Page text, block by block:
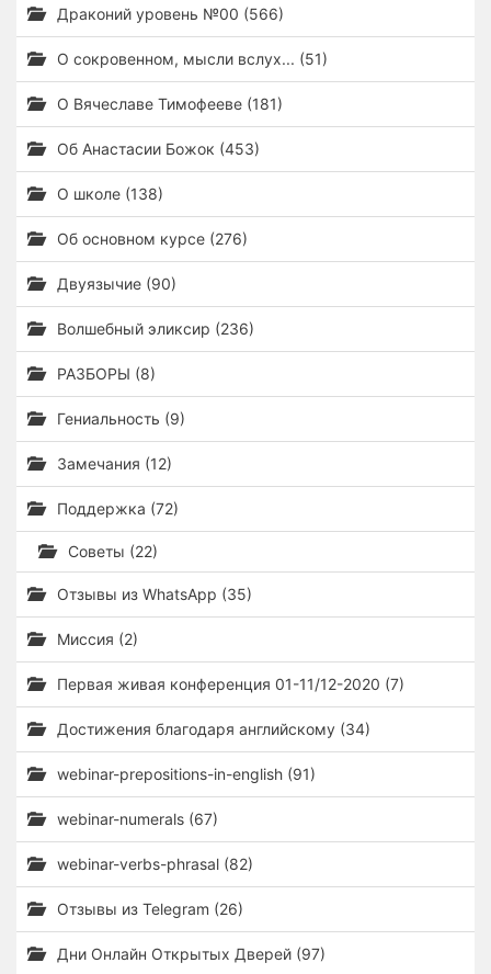
Драконий уровень №00 (566)
О сокровенном, мысли вслух... (51)
О Вячеславе Тимофееве (181)
Об Анастасии Божок (453)
О школе (138)
Об основном курсе (276)
Двуязычие (90)
Волшебный эликсир (236)
РАЗБОРЫ (8)
Гениальность (9)
Замечания (12)
Поддержка (72)
Советы (22)
Отзывы из WhatsApp (35)
Миссия (2)
Первая живая конференция 01-11/12-2020 (7)
Достижения благодаря английскому (34)
webinar-prepositions-in-english (91)
webinar-numerals (67)
webinar-verbs-phrasal (82)
Отзывы из Telegram (26)
Дни Онлайн Открытых Дверей (97)